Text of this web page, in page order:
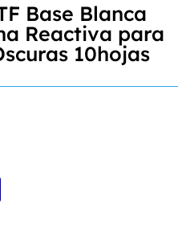
Base Blanca
Reactiva para
10hojas